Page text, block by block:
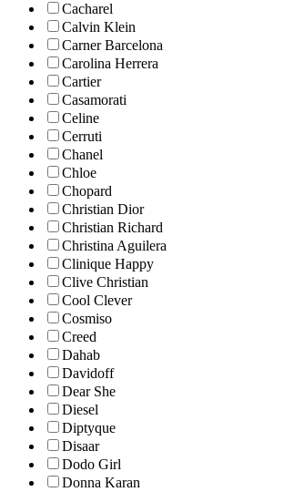
Cacharel
Calvin Klein
Carner Barcelona
Carolina Herrera
Cartier
Casamorati
Celine
Cerruti
Chanel
Chloe
Chopard
Christian Dior
Christian Richard
Christina Aguilera
Clinique Happy
Clive Christian
Cool Clever
Cosmiso
Creed
Dahab
Davidoff
Dear She
Diesel
Diptyque
Disaar
Dodo Girl
Donna Karan